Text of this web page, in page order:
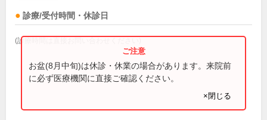
診療/受付時間・休診日
(診療時間は直接お問い合わせください)
お盆(8月中旬)は休診・休業の場合があります。来院前
に必ず医療機関に直接ご確認ください。
×閉じる